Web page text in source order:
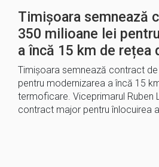
Timișoara semnează
350 milioane lei
a încă 15 km de rețea
Timișoara semnează contract
pentru modernizarea a încă 15
termoficare. Viceprimarul Ruben
contract major pentru înlocuirea